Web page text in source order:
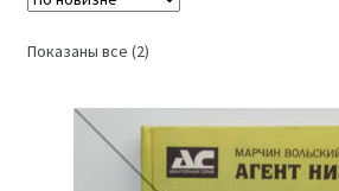
Показаны все (2)Сортировка: